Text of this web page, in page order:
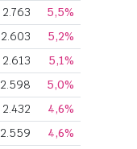
2.763
5,5%
2.603
5,2%
2.613
5,1%
2.598
5,0%
2.432
4,6%
2.559
4,6%